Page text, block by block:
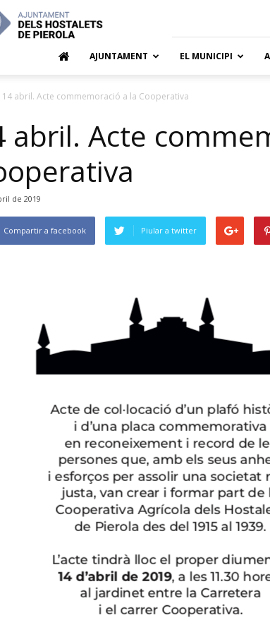
Hostalets
de
AJUNTAMENT EL MUNICIPI
14 abril. Acte commemoració a la Cooperativa
abril. Acte
de 2019
Compartir a facebook Piular a twitter